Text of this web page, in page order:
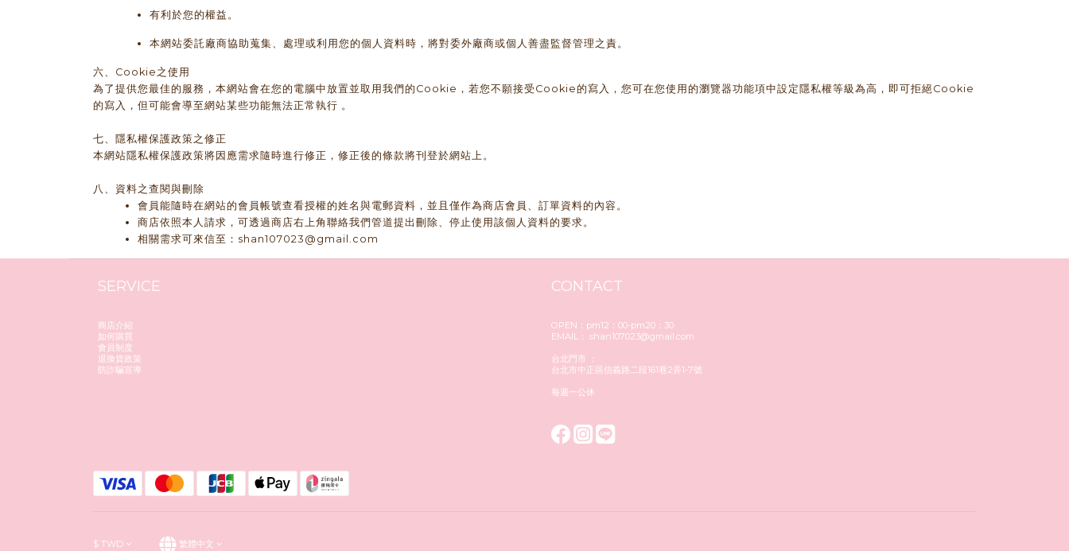
有利於您的權益。
本網站委託廠商協助蒐集、處理或利用您的個人資料時，將對委外廠商或個人善盡監督管理之責。
六、Cookie之使用
為了提供您最佳的服務，本網站會在您的電腦中放置並取用我們的Cookie，若您不願接受Cookie的寫入，您可在您使用的瀏覽器功能項中設定隱私權等級為高，即可拒絕Cookie
的寫入，但可能會導至網站某些功能無法正常執行 。
七、隱私權保護政策之修正
本網站隱私權保護政策將因應需求隨時進行修正，修正後的條款將刊登於網站上。
八、資料之查閱與刪除
會員能隨時在網站的會員帳號查看授權的姓名與電郵資料，並且僅作為商店會員、訂單資料的內容。
商店依照本人請求，可透過商店右上角聯絡我們管道提出刪除、停止使用該個人資料的要求。
相關需求可來信至：shan107023@gmail.com
SERVICE
商店介紹
如何購買
會員制度
退換貨政策
防詐騙宣導
CONTACT
OPEN：pm12：00-pm20：30
EMAIL： shan107023@gmail.com
台北門市 ：
台北市中正區信義路二段161巷2弄1-7號
每週一公休
$ TWD 繁體中文